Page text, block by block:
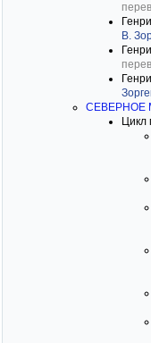
В.
СЕВЕРНОЕ
Цикл